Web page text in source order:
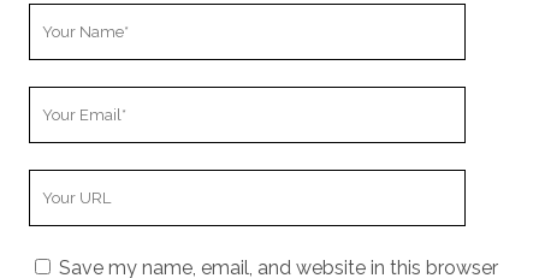
Save my name, email, and website in this browser